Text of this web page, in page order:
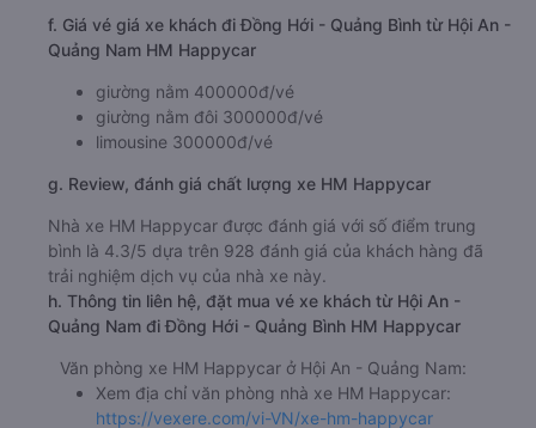
f. Giá vé giá xe khách đi Đồng Hới - Quảng Bình từ Hội An -
Quảng Nam HM Happycar
giường nằm 400000đ/vé
giường nằm đôi 300000đ/vé
limousine 300000đ/vé
g. Review, đánh giá chất lượng xe HM Happycar
Nhà xe HM Happycar được đánh giá với số điểm trung
bình là 4.3/5 dựa trên 928 đánh giá của khách hàng đã
trải nghiệm dịch vụ của nhà xe này.
h. Thông tin liên hệ, đặt mua vé xe khách từ Hội An -
Quảng Nam đi Đồng Hới - Quảng Bình HM Happycar
Văn phòng xe HM Happycar ở Hội An - Quảng Nam:
Xem địa chỉ văn phòng nhà xe HM Happycar:
https://vexere.com/vi-VN/xe-hm-happycar